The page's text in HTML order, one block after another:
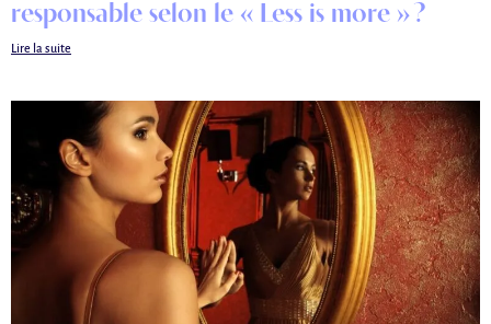
responsable selon le « Less is more » ?
Lire la suite